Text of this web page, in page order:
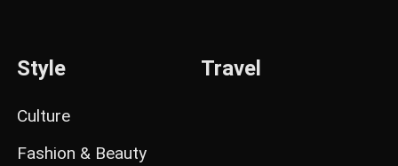
Style
Culture
Fashion & Beauty
Travel